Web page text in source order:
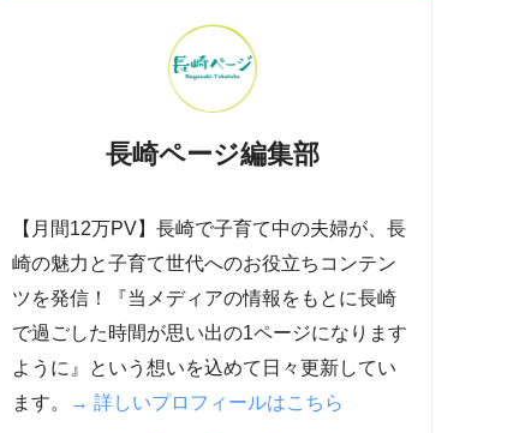
長崎ページ編集部
【月間12万PV】長崎で子育て中の夫婦が、長
崎の魅力と子育て世代へのお役立ちコンテン
ツを発信！『当メディアの情報をもとに長崎
で過ごした時間が思い出の1ページになります
ように』という想いを込めて日々更新してい
ます。
→ 詳しいプロフィールはこちら